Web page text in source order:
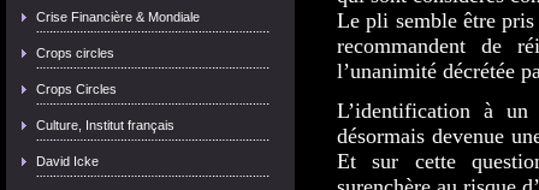
Crise Financière & Mondiale
Crops circles
Crops Circles
Culture, Institut français
David Icke
Le pli semble être
recommandent de
l’unanimité décrétée
L’identification à un
désormais devenue
Et sur cette